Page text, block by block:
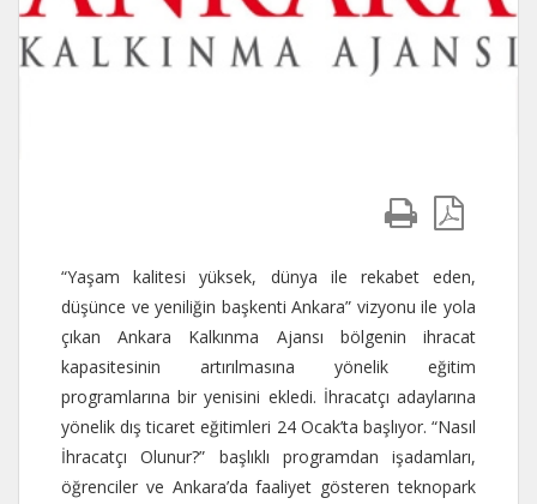
“Yaşam kalitesi yüksek, dünya ile rekabet eden,
düşünce ve yeniliğin başkenti Ankara” vizyonu ile yola
çıkan Ankara Kalkınma Ajansı bölgenin ihracat
kapasitesinin artırılmasına yönelik eğitim
programlarına bir yenisini ekledi. İhracatçı adaylarına
yönelik dış ticaret eğitimleri 24 Ocak’ta başlıyor. “Nasıl
İhracatçı Olunur?” başlıklı programdan işadamları,
öğrenciler ve Ankara’da faaliyet gösteren teknopark